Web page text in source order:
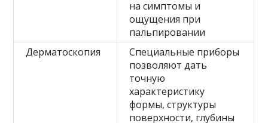
на симптомы и
ощущения при
пальпировании
Дерматоскопия
Специальные приборы
позволяют дать
точную
характеристику
формы, структуры
поверхности, глубины